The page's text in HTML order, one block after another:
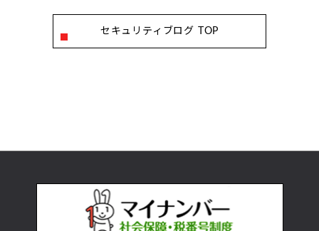
セキュリティブログ TOP